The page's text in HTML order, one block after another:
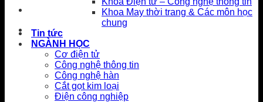
Khoa May thời trang & Các môn học
chung
Tin tức
NGÀNH HỌC
Cơ điện tử
Công nghệ thông tin
Công nghệ hàn
Cắt gọt kim loại
Điện công nghiệp